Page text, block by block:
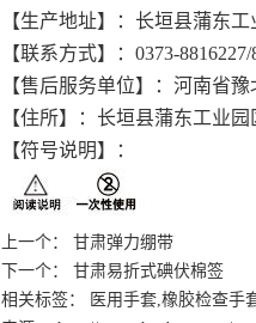
【生产地址】：长垣县蒲东工
【联系方式】：0373-8816227/
【售后服务单位】：河南省
【住所】：长垣县蒲东工业园
【符号说明】：
上一个：
甘肃弹力绷带
下一个：
甘肃易折式碘伏棉签
相关标签： 医用手套,橡胶检查手